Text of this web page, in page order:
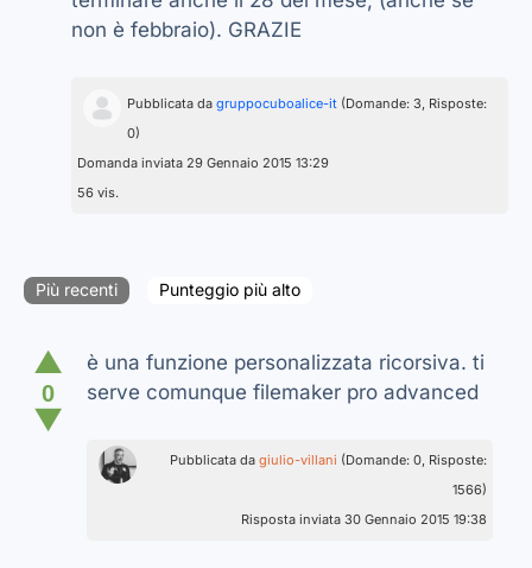
non è febbraio). GRAZIE
Pubblicata da gruppocuboalice-it (Domande: 3, Risposte:
0)
Domanda inviata 29 Gennaio 2015 13:29
56 vis.
Più recenti Punteggio più alto
▲
0
▼
è una funzione personalizzata ricorsiva. ti
serve comunque filemaker pro advanced
Pubblicata da giulio-villani (Domande: 0, Risposte:
1566)
Risposta inviata 30 Gennaio 2015 19:38